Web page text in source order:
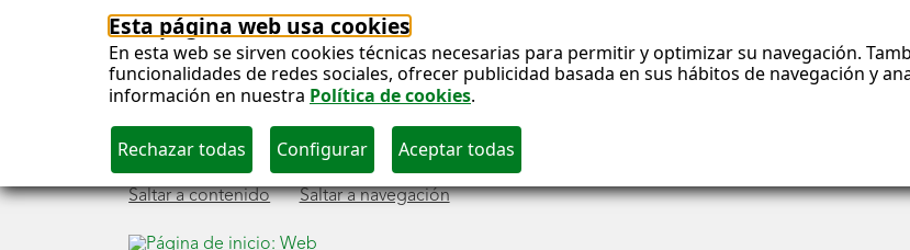
Esta página web usa cookies
En esta web se sirven cookies técnicas necesarias para permitir y optimizar su navegación.
funcionalidades de redes sociales, ofrecer publicidad basada en sus hábitos de navegación y
información en nuestra Política de cookies.
Saltar a contenido Saltar a navegación